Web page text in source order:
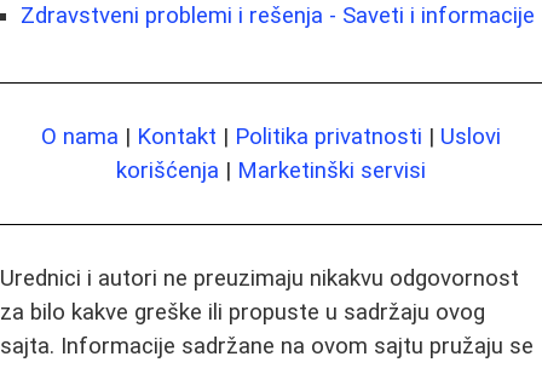
Zdravstveni problemi i rešenja - Saveti i informacije
O nama | Kontakt | Politika privatnosti | Uslovi
korišćenja | Marketinški servisi
Urednici i autori ne preuzimaju nikakvu odgovornost
za bilo kakve greške ili propuste u sadržaju ovog
sajta. Informacije sadržane na ovom sajtu pružaju se